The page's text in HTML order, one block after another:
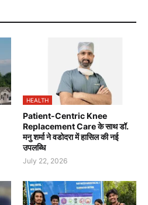
HEALTH
Patient-Centric Knee
Replacement Care के साथ डॉ.
मनु शर्मा ने वडोदरा में हासिल की नई
उपलब्धि
July 22, 2026